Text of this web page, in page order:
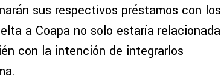
sus respectivos préstamos con los
a Coapa no solo estaría relacionada
con la intención de integrarlos